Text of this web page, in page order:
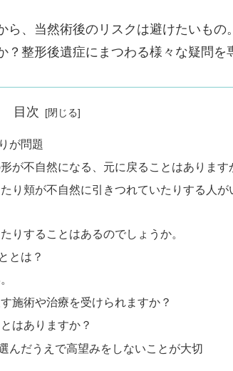
、当然術後のリスクは避けたいもの
整形後遺症にまつわる様々な疑問を
目次
が問題
が不自然になる、元に戻ることはあります
り頬が不自然に引きつれていたりする人
りすることはあるのでしょうか。
とは？
施術や治療を受けられますか？
はありますか？
んだうえで高望みをしないことが大切